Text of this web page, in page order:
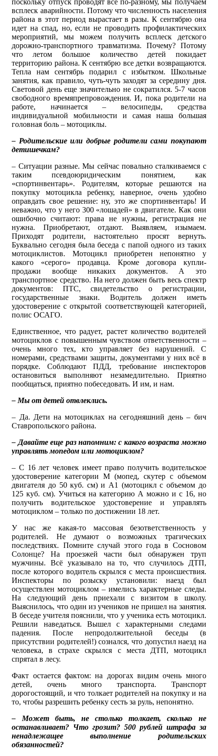
всплеск аварийности. Потому что численность населения
района в этот период вырастает в разы. К сентябрю она
идет на спад, но, если не проводить профилактических
мероприятий, мы можем получить всплеск детского
дорожно-транспортного травматизма. Почему? Потому
что летом большое количество детей покидает
территорию района. К сентябрю все детки возвращаются.
Тепла нам сентябрь подарил с избытком. Школьные
занятия, как правило, чуть-чуть заходят за середину дня.
Световой день еще значительно не сократился. 5-7 часов
свободного времяпрепровождения. И, пока родители на
работе, начинается – велосипеды, средства
индивидуальной мобильности и самая наша большая
головная боль – мотоциклы.
– Родительские или добрые родители сами покупают
детишечкам?
– Ситуации разные. Мы сейчас повально сталкиваемся с
таким псевдоюридическим понятием, как
«спортинвентарь». Родителям, которые решаются на
покупку мотоцикла ребенку, наверное, очень удобно
оправдать свое решение: ну, это же спортинвентарь! И
неважно, что у него 300 «лошадей» в двигателе. Как они
ошибочно считают: права не нужны, регистрация не
нужна. Приобретают, отдают. Выявляем, изымаем.
Приходят родители, настоятельно просят вернуть.
Буквально сегодня была беседа с папой одного из таких
мотоциклистов. Мотоцикл приобретен непонятно у
какого «серого» продавца. Кроме договора купли-
продажи вообще никаких документов. А это
транспортное средство. На него должен быть весь спектр
документов: ПТС, свидетельство о регистрации,
государственные знаки. Водитель должен иметь
удостоверение с открытой соответствующей категорией,
полис ОСАГО.
Единственное, что радует, растет количество водителей
мотоциклов с повышенным чувством ответственности –
очень много тех, кто управляет без нарушений. С
номерами, средствами защиты, документами у них всё в
порядке. Соблюдают ПДД, требование инспекторов
остановиться выполняют незамедлительно. Приятно
пообщаться, приятно побеседовать. И им, и нам.
– Мы от детей отвлеклись.
– Да. Дети на мотоциклах на сегодняшний день – бич
Ставропольского района.
– Давайте еще раз напомним: с какого возраста можно
управлять мопедом или мотоциклом?
– С 16 лет человек имеет право получить водительское
удостоверение категории М (мопед, скутер с объемом
двигателя до 50 куб. см) и А1 (мотоцикл с объемом до
125 куб. см). Учиться на категорию А можно и с 16, но
получить водительское удостоверение и управлять
мотоциклом – только по достижении 18 лет.
У нас же какая-то массовая безответственность у
родителей. Не думают о возможных трагических
последствиях. Помните случай этого года в Сосновом
Солонце? На проезжей части был обнаружен труп
мужчины. Всё указывало на то, что случилось ДТП,
после которого водитель скрылся с места происшествия.
Инспекторы по розыску установили: наезд был
осуществлен мотоциклом – имелись характерные следы.
На следующий день приехали с визитом в школу.
Выяснилось, что один из учеников не пришел на занятия.
В беседе учителя пояснили, что у ученика есть мотоцикл.
Решили наведаться. Вышел с характерными следами
падения. После непродолжительной беседы (в
присутствии родителей!) сознался, что допустил наезд на
человека, в страхе скрылся с места ДТП, мотоцикл
спрятал в лесу.
Факт остается фактом: на дорогах видим очень много
детей, очень много транспорта. Транспорт
дорогостоящий, и что толкает родителей на покупку и на
то, чтобы разрешить ребенку сесть за руль, непонятно.
– Может быть, не столько толкает, сколько не
останавливает? Что грозит? 500 рублей штрафа за
ненадлежащее выполнение родительских
обязанностей?